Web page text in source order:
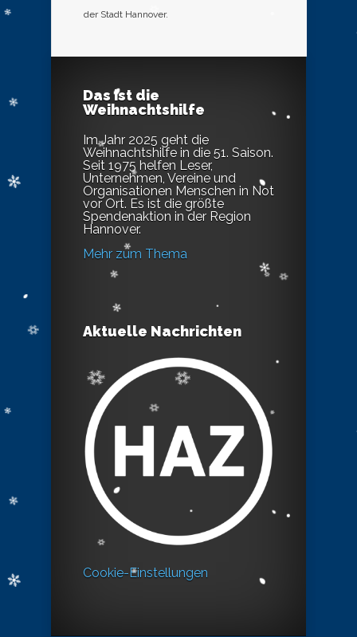
der Stadt Hannover.
Das ist die
Weihnachtshilfe
Im Jahr 2025 geht die
Weihnachtshilfe in die 51. Saison.
Seit 1975 helfen Leser,
Unternehmen, Vereine und
Organisationen Menschen in Not
vor Ort. Es ist die größte
Spendenaktion in der Region
Hannover.
Mehr zum Thema
Aktuelle Nachrichten
Cookie-Einstellungen